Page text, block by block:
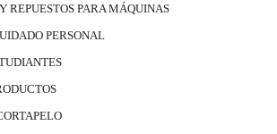
REPUESTOS PARA MÁQUINAS
PERSONAL